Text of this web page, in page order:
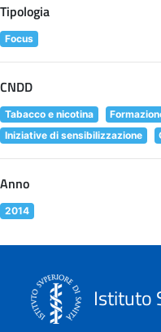
Tipologia
Focus
CNDD
Tabacco e nicotina
Iniziative di sensibilizzazione
Anno
2014
Istituto